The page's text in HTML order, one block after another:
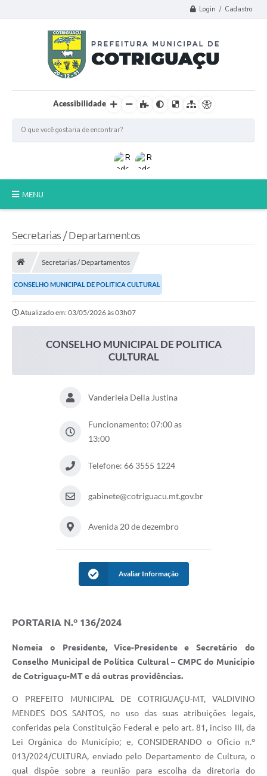
Login / Cadastro
Acessibilidade
MENU
A Prefeitura
Notícias
Arquivos para Download
Carta de Serviços
Contas Públicas
Legislação
Editais
Serviços Online
Telefones Úteis
Enquete
Secretarias / Departamentos
Secretarias / Departamentos
CONSELHO MUNICIPAL DE POLITICA CULTURAL
Atualizado em: 03/05/2026 às 03h07
CONSELHO MUNICIPAL DE POLITICA
CULTURAL
Vanderleia Della Justina
Funcionamento: 07:00 as
13:00
Telefone: 66 3555 1224
gabinete@cotriguacu.mt.gov.br
Avenida 20 de dezembro
Avaliar Informação
PORTARIA N.º 136/2024
Nomeia o Presidente, Vice-Presidente e Secretário do
Conselho Municipal de Política Cultural – CMPC do Município
de Cotriguaçu-MT e dá outras providências.
O PREFEITO MUNICIPAL DE COTRIGUAÇU-MT, VALDIVINO
MENDES DOS SANTOS, no uso das suas atribuições legais,
conferidas pela Constituição Federal e pelo art. 81, inciso III, da
Lei Orgânica do Município; e, CONSIDERANDO o Ofício n.º
013/2024/CULTURA, enviado pelo Departamento de Cultura, o
qual dispõe sobre a reunião para escolha da diretoria do